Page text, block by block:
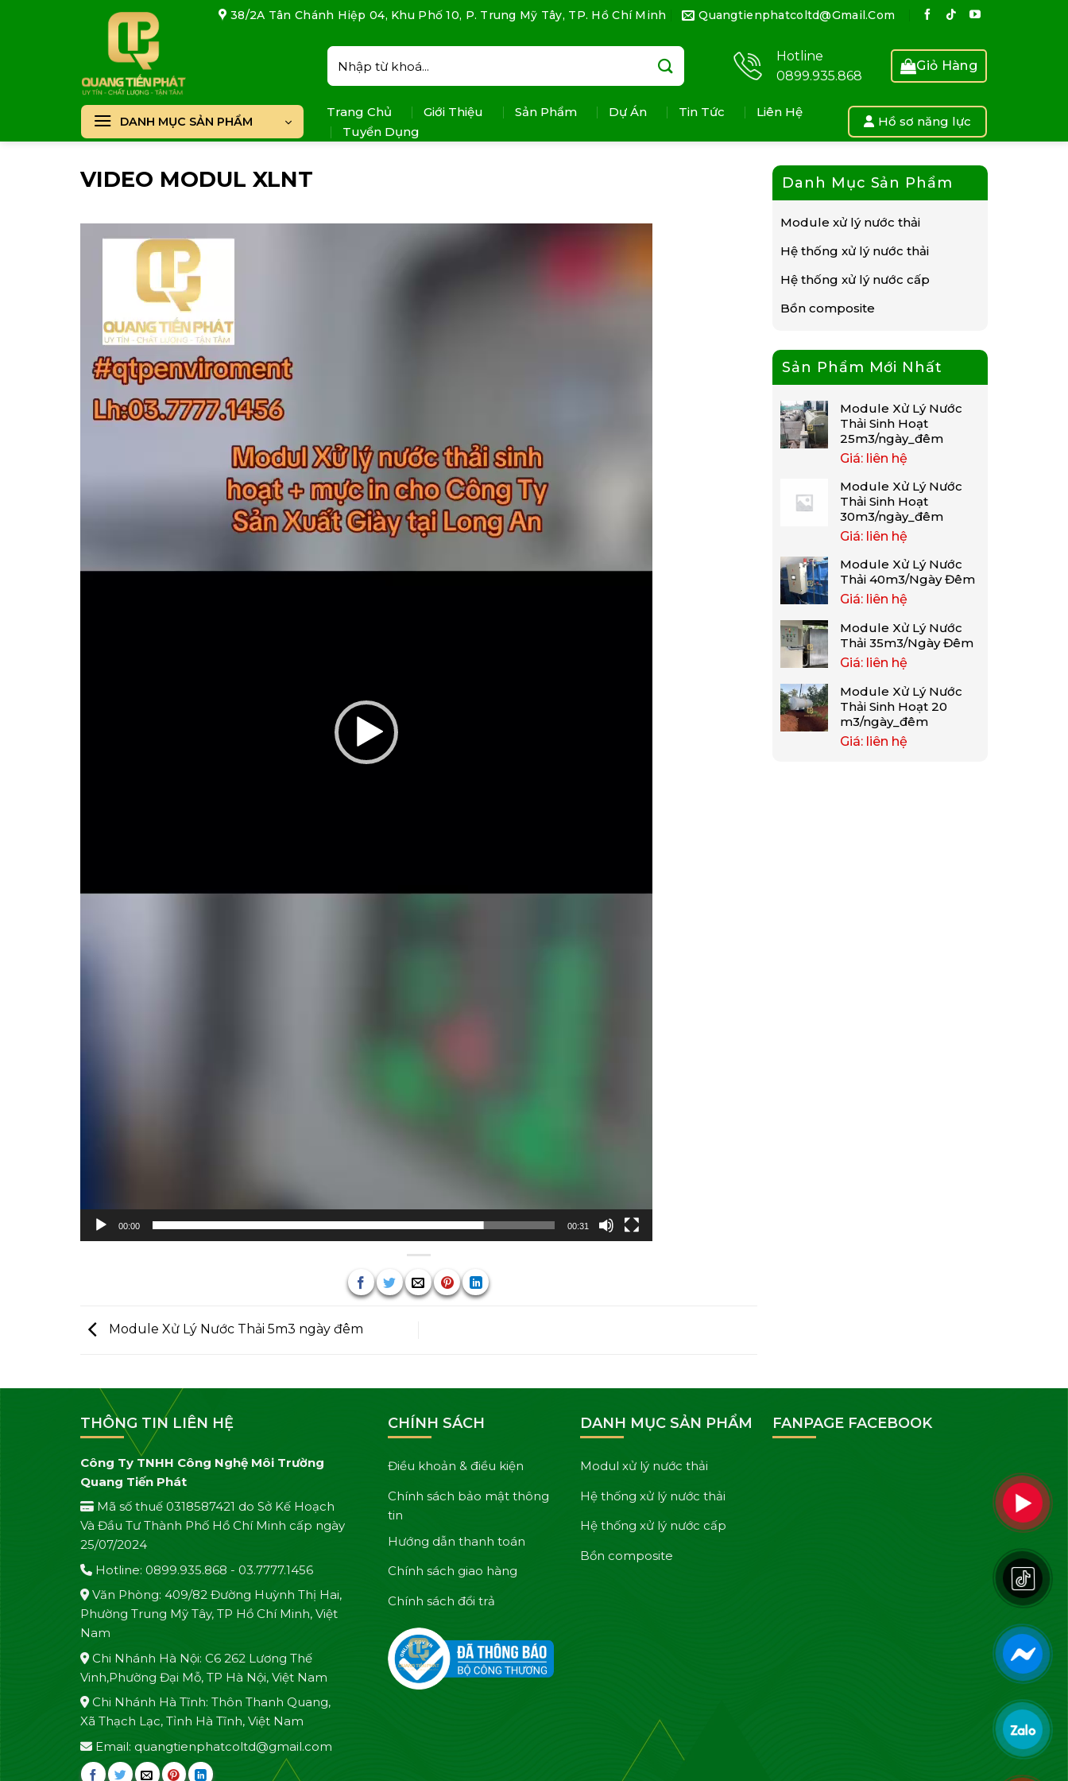
38/2A Tân Chánh Hiệp 04, Khu Phố 10, P. Trung Mỹ Tây, TP. Hồ Chí Minh Quangtienphatcoltd@gmail.com
Tìm
kiếm:
Hotline
0899.935.868
Giỏ Hàng
DANH MỤC SẢN PHẨM
Trang Chủ Giới Thiệu Sản Phẩm Dự Án Tin Tức
Liên Hệ
Tuyển Dụng
Hồ sơ năng lực
VIDEO MODUL XLNT
00:00 00:31
Module Xử Lý Nước Thải 5m3 ngày đêm
Danh Mục Sản Phẩm
Module xử lý nước thải
Hệ thống xử lý nước thải
Hệ thống xử lý nước cấp
Bồn composite
Sản Phẩm Mới Nhất
Module Xử Lý Nước
Thải Sinh Hoạt
25m3/ngày_đêm
Giá: liên hệ
Module Xử Lý Nước
Thải Sinh Hoạt
30m3/ngày_đêm
Giá: liên hệ
Module Xử Lý Nước
Thải 40m3/Ngày Đêm
Giá: liên hệ
Module Xử Lý Nước
Thải 35m3/Ngày Đêm
Giá: liên hệ
Module Xử Lý Nước
Thải Sinh Hoạt 20
m3/ngày_đêm
Giá: liên hệ
THÔNG TIN LIÊN HỆ
Công Ty TNHH Công Nghệ Môi Trường
Quang Tiến Phát
Mã số thuế 0318587421 do Sở Kế Hoạch
Và Đầu Tư Thành Phố Hồ Chí Minh cấp ngày
25/07/2024
Hotline: 0899.935.868 - 03.7777.1456
Văn Phòng: 409/82 Đường Huỳnh Thị Hai,
Phường Trung Mỹ Tây, TP Hồ Chí Minh, Việt
Nam
Chi Nhánh Hà Nội: C6 262 Lương Thế
Vinh,Phường Đại Mỗ, TP Hà Nội, Việt Nam
Chi Nhánh Hà Tĩnh: Thôn Thanh Quang,
Xã Thạch Lạc, Tỉnh Hà Tĩnh, Việt Nam
Email: quangtienphatcoltd@gmail.com
CHÍNH SÁCH
Điều khoản & điều kiện
Chính sách bảo mật thông
tin
Hướng dẫn thanh toán
Chính sách giao hàng
Chính sách đổi trả
DANH MỤC SẢN PHẨM
Modul xử lý nước thải
Hệ thống xử lý nước thải
Hệ thống xử lý nước cấp
Bồn composite
FANPAGE FACEBOOK